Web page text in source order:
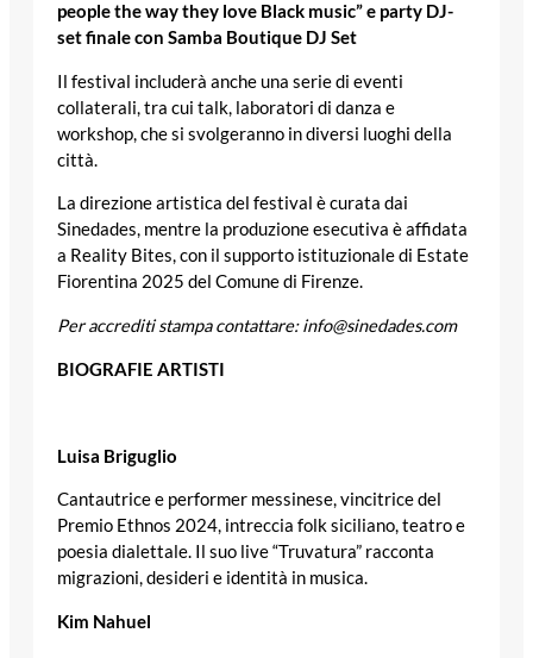
people the way they love Black music” e party DJ-
set finale con Samba Boutique DJ Set
Il festival includerà anche una serie di eventi
collaterali, tra cui talk, laboratori di danza e
workshop, che si svolgeranno in diversi luoghi della
città.
La direzione artistica del festival è curata dai
Sinedades, mentre la produzione esecutiva è affidata
a Reality Bites, con il supporto istituzionale di Estate
Fiorentina 2025 del Comune di Firenze.
Per accrediti stampa contattare: info@sinedades.com
BIOGRAFIE ARTISTI
Luisa Briguglio
Cantautrice e performer messinese, vincitrice del
Premio Ethnos 2024, intreccia folk siciliano, teatro e
poesia dialettale. Il suo live “Truvatura” racconta
migrazioni, desideri e identità in musica.
Kim Nahuel